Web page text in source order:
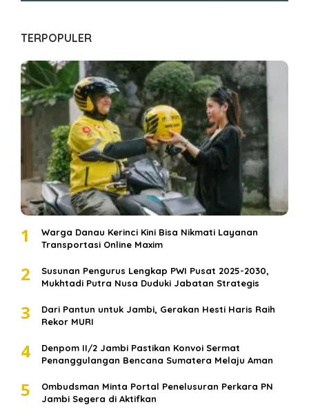
TERPOPULER
1
Warga Danau Kerinci Kini Bisa Nikmati Layanan
Transportasi Online Maxim
2
Susunan Pengurus Lengkap PWI Pusat 2025-2030,
Mukhtadi Putra Nusa Duduki Jabatan Strategis
3
Dari Pantun untuk Jambi, Gerakan Hesti Haris Raih
Rekor MURI
4
Denpom II/2 Jambi Pastikan Konvoi Sermat
Penanggulangan Bencana Sumatera Melaju Aman
5
Ombudsman Minta Portal Penelusuran Perkara PN
Jambi Segera di Aktifkan